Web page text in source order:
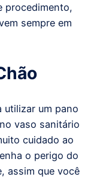
procedimento,
sempre em
utilizar um pano
vaso sanitário
cuidado ao
o perigo do
assim que você